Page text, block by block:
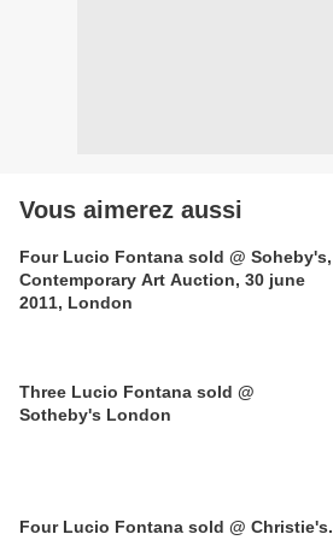
Vous aimerez aussi
Four Lucio Fontana sold @ Soheby's,
Contemporary Art Auction, 30 june
2011, London
Three Lucio Fontana sold @
Sotheby's London
Four Lucio Fontana sold @ Christie's.